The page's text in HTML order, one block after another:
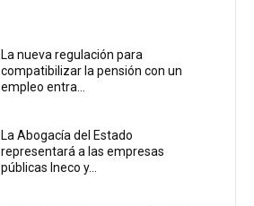
La nueva regulación para
compatibilizar la pensión con un
empleo entra...
La Abogacía del Estado
representará a las empresas
públicas Ineco y...